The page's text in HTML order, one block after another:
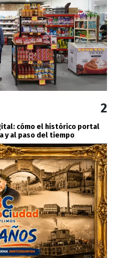
2
cómo el histórico portal
y al paso del tiempo